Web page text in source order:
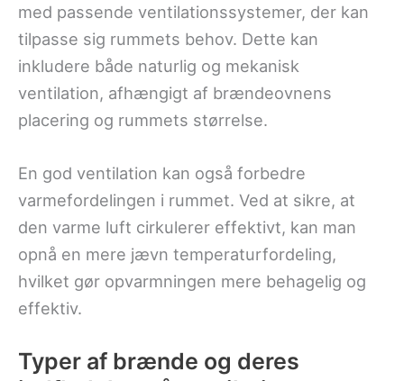
med passende ventilationssystemer, der kan
tilpasse sig rummets behov. Dette kan
inkludere både naturlig og mekanisk
ventilation, afhængigt af brændeovnens
placering og rummets størrelse.
En god ventilation kan også forbedre
varmefordelingen i rummet. Ved at sikre, at
den varme luft cirkulerer effektivt, kan man
opnå en mere jævn temperaturfordeling,
hvilket gør opvarmningen mere behagelig og
effektiv.
Typer af brænde og deres